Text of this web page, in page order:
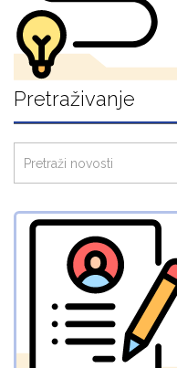
Pretraživanje